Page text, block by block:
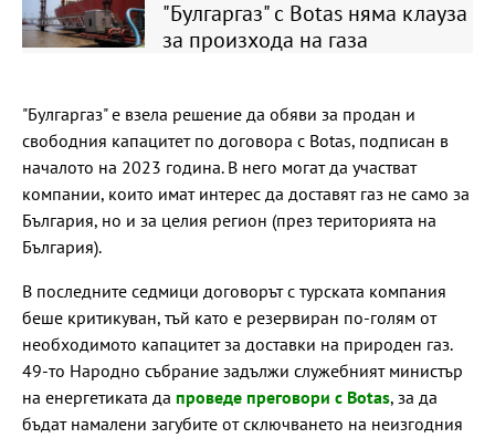
"Булгаргаз" с Botas няма клауза
за произхода на газа
"Булгаргаз" е взела решение да обяви за продан и
свободния капацитет по договора с Botas, подписан в
началото на 2023 година. В него могат да участват
компании, които имат интерес да доставят газ не само за
България, но и за целия регион (през територията на
България).
В последните седмици договорът с турската компания
беше критикуван, тъй като е резервиран по-голям от
необходимото капацитет за доставки на природен газ.
49-то Народно събрание задължи служебният министър
на енергетиката да проведе преговори с Botas, за да
бъдат намалени загубите от сключването на неизгодния